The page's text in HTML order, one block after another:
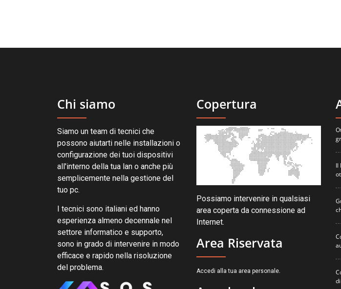
Chi siamo
Siamo un team di tecnici che
possono aiutarti nelle installazioni o
configurazione dei tuoi dispositivi
all'interno della tua lan o anche più
semplicemente nella gestione del
tuo pc.
I tecnici sono italiani ed hanno
esperienza almeno decennale nel
settore informatico e supporto,
sono in grado di intervenire in modo
efficace e rapido nella risoluzione
del problema.
Copertura
Possiamo intervenire in qualsiasi
area coperta da connessione ad
Internet.
Area Riservata
Accedi alla tua area personale.
Il